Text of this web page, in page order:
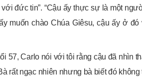
đức tin”. “Cậu ấy thực sự là một
muốn chào Chúa Giêsu, cậu ấy ở
57, Carlo nói với tôi rằng cậu đã nhìn
rất ngạc nhiên nhưng bà biết đó